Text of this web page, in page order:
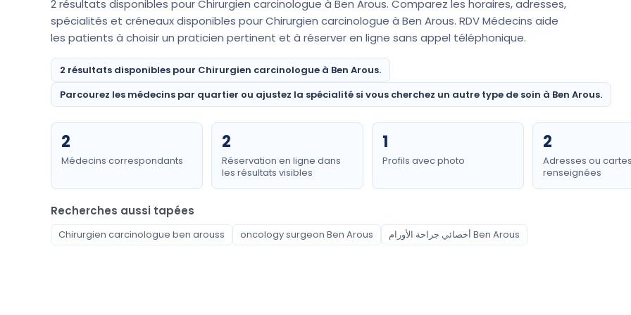
2 résultats disponibles pour Chirurgien carcinologue à Ben Arous. Comparez les horaires, adresses,
spécialités et créneaux disponibles pour Chirurgien carcinologue à Ben Arous. RDV Médecins aide
les patients à choisir un praticien pertinent et à réserver en ligne sans appel téléphonique.
2 résultats disponibles pour Chirurgien carcinologue à Ben Arous.
Parcourez les médecins par quartier ou ajustez la spécialité si vous cherchez un autre type de soin à Ben Arous.
2
Médecins correspondants
2
Réservation en ligne dans
les résultats visibles
1
Profils avec photo
2
Adresses ou cartes
renseignées
Recherches aussi tapées
Chirurgien carcinologue ben arouss oncology surgeon Ben Arous أخصائي جراحة الأورام Ben Arous